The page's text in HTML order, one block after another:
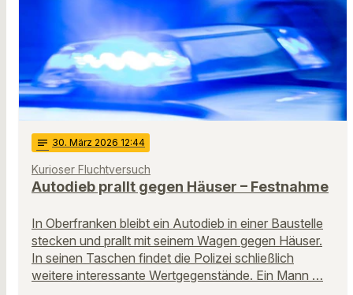
notes 30. März 2026 12:44
Kurioser Fluchtversuch
Autodieb prallt gegen Häuser – Festnahme
In Oberfranken bleibt ein Autodieb in einer Baustelle
stecken und prallt mit seinem Wagen gegen Häuser.
In seinen Taschen findet die Polizei schließlich
weitere interessante Wertgegenstände. Ein Mann …